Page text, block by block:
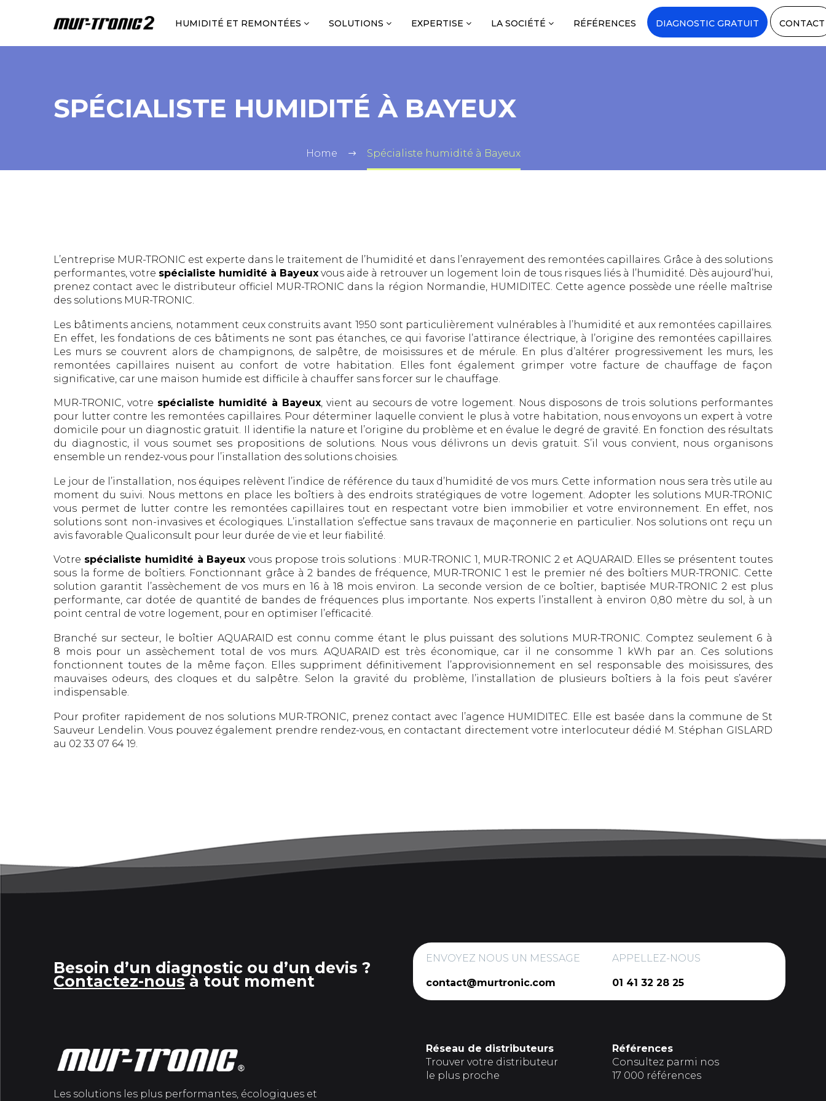
HUMIDITÉ ET REMONTÉES SOLUTIONS EXPERTISE LA SOCIÉTÉ RÉFÉRENCES DIAGNOSTIC GRATUIT CONTACT
SPÉCIALISTE HUMIDITÉ À BAYEUX
Home Spécialiste humidité à Bayeux
L’entreprise MUR-TRONIC est experte dans le traitement de l’humidité et dans l’enrayement des remontées capillaires. Grâce à des solutions
performantes, votre spécialiste humidité à Bayeux vous aide à retrouver un logement loin de tous risques liés à l’humidité. Dès aujourd’hui,
prenez contact avec le distributeur officiel MUR-TRONIC dans la région Normandie, HUMIDITEC. Cette agence possède une réelle maîtrise
des solutions MUR-TRONIC.
Les bâtiments anciens, notamment ceux construits avant 1950 sont particulièrement vulnérables à l’humidité et aux remontées capillaires.
En effet, les fondations de ces bâtiments ne sont pas étanches, ce qui favorise l’attirance électrique, à l’origine des remontées capillaires.
Les murs se couvrent alors de champignons, de salpêtre, de moisissures et de mérule. En plus d’altérer progressivement les murs, les
remontées capillaires nuisent au confort de votre habitation. Elles font également grimper votre facture de chauffage de façon
significative, car une maison humide est difficile à chauffer sans forcer sur le chauffage.
MUR-TRONIC, votre spécialiste humidité à Bayeux, vient au secours de votre logement. Nous disposons de trois solutions performantes
pour lutter contre les remontées capillaires. Pour déterminer laquelle convient le plus à votre habitation, nous envoyons un expert à votre
domicile pour un diagnostic gratuit. Il identifie la nature et l’origine du problème et en évalue le degré de gravité. En fonction des résultats
du diagnostic, il vous soumet ses propositions de solutions. Nous vous délivrons un devis gratuit. S’il vous convient, nous organisons
ensemble un rendez-vous pour l’installation des solutions choisies.
Le jour de l’installation, nos équipes relèvent l’indice de référence du taux d’humidité de vos murs. Cette information nous sera très utile au
moment du suivi. Nous mettons en place les boîtiers à des endroits stratégiques de votre logement. Adopter les solutions MUR-TRONIC
vous permet de lutter contre les remontées capillaires tout en respectant votre bien immobilier et votre environnement. En effet, nos
solutions sont non-invasives et écologiques. L’installation s’effectue sans travaux de maçonnerie en particulier. Nos solutions ont reçu un
avis favorable Qualiconsult pour leur durée de vie et leur fiabilité.
Votre spécialiste humidité à Bayeux vous propose trois solutions : MUR-TRONIC 1, MUR-TRONIC 2 et AQUARAID. Elles se présentent toutes
sous la forme de boîtiers. Fonctionnant grâce à 2 bandes de fréquence, MUR-TRONIC 1 est le premier né des boîtiers MUR-TRONIC. Cette
solution garantit l’assèchement de vos murs en 16 à 18 mois environ. La seconde version de ce boîtier, baptisée MUR-TRONIC 2 est plus
performante, car dotée de quantité de bandes de fréquences plus importante. Nos experts l’installent à environ 0,80 mètre du sol, à un
point central de votre logement, pour en optimiser l’efficacité.
Branché sur secteur, le boîtier AQUARAID est connu comme étant le plus puissant des solutions MUR-TRONIC. Comptez seulement 6 à
8 mois pour un assèchement total de vos murs. AQUARAID est très économique, car il ne consomme 1 kWh par an. Ces solutions
fonctionnent toutes de la même façon. Elles suppriment définitivement l’approvisionnement en sel responsable des moisissures, des
mauvaises odeurs, des cloques et du salpêtre. Selon la gravité du problème, l’installation de plusieurs boîtiers à la fois peut s’avérer
indispensable.
Pour profiter rapidement de nos solutions MUR-TRONIC, prenez contact avec l’agence HUMIDITEC. Elle est basée dans la commune de St
Sauveur Lendelin. Vous pouvez également prendre rendez-vous, en contactant directement votre interlocuteur dédié M. Stéphan GISLARD
au 02 33 07 64 19.
Besoin d’un diagnostic ou d’un devis ?
Contactez-nousà tout moment
ENVOYEZ NOUS UN MESSAGE
contact@murtronic.com
APPELLEZ-NOUS
01 41 32 28 25
Les solutions les plus performantes, écologiques et
Réseau de distributeurs
Trouver votre distributeur
le plus proche
Références
Consultez parmi nos
17 000 références